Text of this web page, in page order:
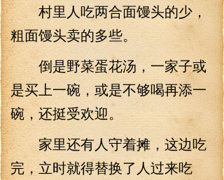
村里人吃两合面馒头的少，
粗面馒头卖的多些。
倒是野菜蛋花汤，一家子或
是买上一碗，或是不够喝再添一
碗，还挺受欢迎。
家里还有人守着摊，这边吃
完，立时就得替换了人过来吃